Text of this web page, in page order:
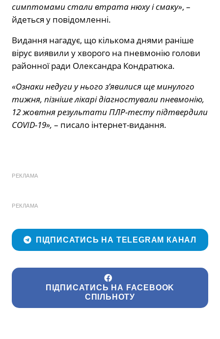
симптомами стали втрата нюху і смаку», –
йдеться у повідомленні.
Видання нагадує, що кількома днями раніше
вірус виявили у хворого на пневмонію голови
районної ради Олександра Кондратюка.
«Ознаки недуги у нього з’явилися ще минулого
тижня, пізніше лікарі діагностували пневмонію,
12 жовтня результати ПЛР-тесту підтвердили
COVID-19», – писало інтернет-видання.
РЕКЛАМА
РЕКЛАМА
ПІДПИСАТИСЬ НА TELEGRAM КАНАЛ
ПІДПИСАТИСЬ НА FACEBOOK
СПІЛЬНОТУ